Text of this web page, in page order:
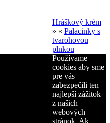
Hráškový krém
» « Palacinky s
tvarohovou
plnkou
Používame
cookies aby sme
pre vás
zabezpečili ten
najlepší zážitok
z našich
webových